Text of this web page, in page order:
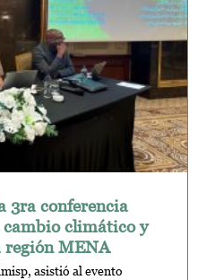
3ra conferencia
climático y
región MENA
asistió al evento